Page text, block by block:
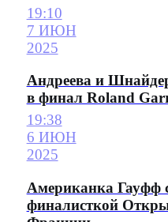
19:10
7 ИЮН
2025
Андреева и
в финал Roland
19:38
6 ИЮН
2025
Американка Гауфф
финалисткой